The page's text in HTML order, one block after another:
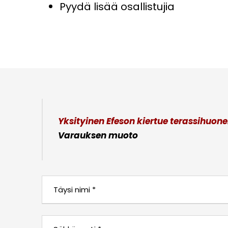
Pyydä lisää osallistujia
Yksityinen Efeson kiertue
Varauksen muoto